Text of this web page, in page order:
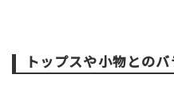
トップスや小物とのバ